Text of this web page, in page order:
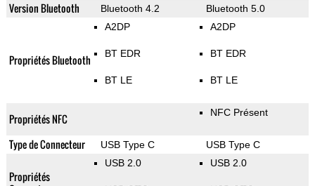
Version Bluetooth Bluetooth 4.2 Bluetooth 5.0
Propriétés Bluetooth
A2DP
BT EDR
BT LE
A2DP
BT EDR
BT LE
Propriétés NFC NFC Présent
Type de Connecteur USB Type C USB Type C
Propriétés
USB 2.0 USB 2.0